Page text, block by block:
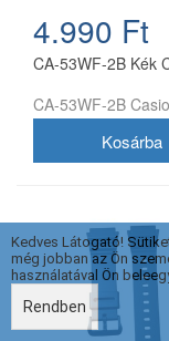
4.990 Ft
CA-53WF-2B Kék
CA-53WF-2B
Kedves Látogató!
még jobban az Ön
használatával Ön
Rendben